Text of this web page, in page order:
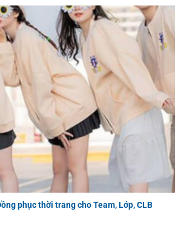
phục thời trang cho Team, Lớp, CLB